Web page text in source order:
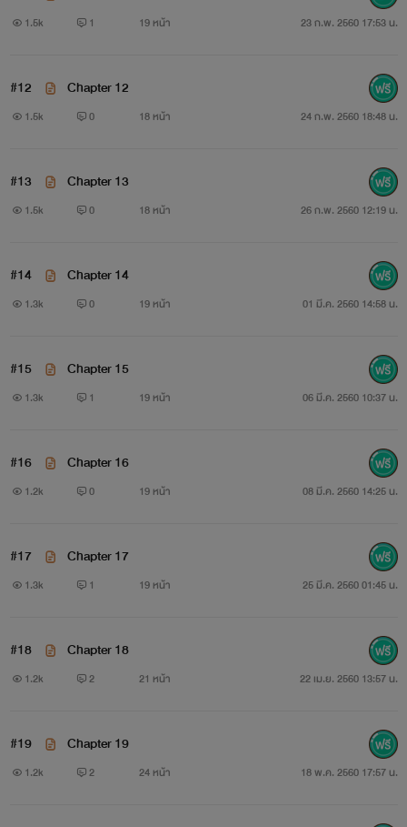
สามารถติดตามการอัพเดทของฟิคเรื่องนี้ได้ที่
หากใครเหงาและอยากเม้าท์มอยก็คุยกันได้ค่ะ
1.5k 1 19 หน้า 23 ก.พ. 2560 17:53 น.
#12 Chapter 12
1.5k 0 18 หน้า 24 ก.พ. 2560 18:48 น.
#13 Chapter 13
1.5k 0 18 หน้า 26 ก.พ. 2560 12:19 น.
#14 Chapter 14
1.3k 0 19 หน้า 01 มี.ค. 2560 14:58 น.
#15 Chapter 15
1.3k 1 19 หน้า 06 มี.ค. 2560 10:37 น.
#16 Chapter 16
1.2k 0 19 หน้า 08 มี.ค. 2560 14:25 น.
#17 Chapter 17
1.3k 1 19 หน้า 25 มี.ค. 2560 01:45 น.
#18 Chapter 18
1.2k 2 21 หน้า 22 เม.ย. 2560 13:57 น.
#19 Chapter 19
1.2k 2 24 หน้า 18 พ.ค. 2560 17:57 น.